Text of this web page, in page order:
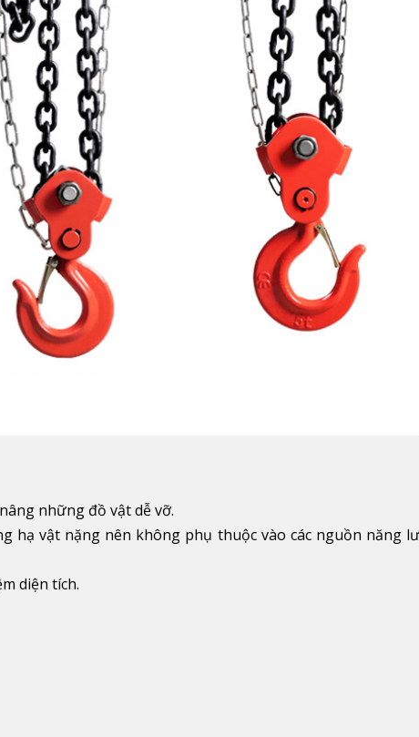
những đồ vật dễ vỡ.
hạ vật nặng nên không phụ thuộc vào các nguồn năng
diện tích.